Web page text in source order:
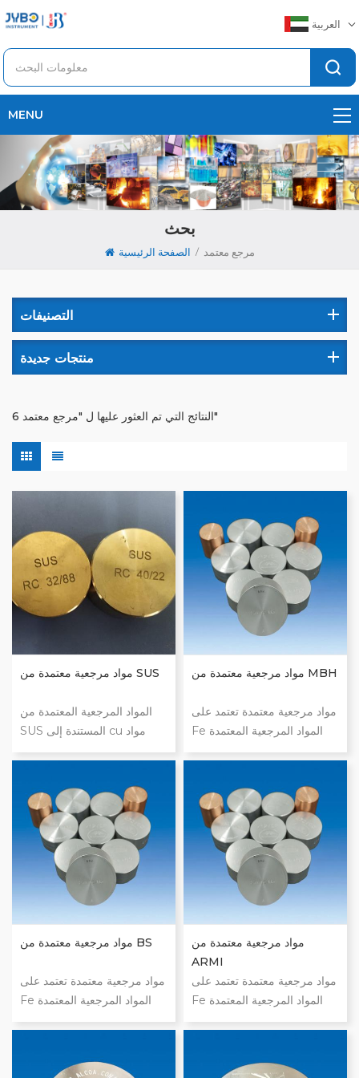
العربية
MENU
بحث
الصفحة الرئيسية / مرجع معتمد
التصنيفات
منتجات جديدة
6 النتائج التي تم العثور عليها ل "مرجع معتمد"
مواد مرجعية معتمدة من SUS
المواد المرجعية المعتمدة من
SUS المستندة إلى cu مواد
مرجعية معتمدة من SUS تعتمد
المعتمدة من SUS المستندة إلى
zn المواد المرجعية المعتمدة
من SUS المعتمدة على fe
المواد المرجعية المعتمدة على
مواد مرجعية معتمدة من MBH
مواد مرجعية معتمدة تعتمد على
Fe المواد المرجعية المعتمدة
القائمة على ni المواد المرجعية
المرجعية المعتمدة على أساس
المواد المرجعية المعتمدة على
أساس ملغ المواد المرجعية
المعتمدة القائمة على sn المواد
المرجعية المعتمدة على أساس
مواد مرجعية معتمدة من BS
مواد مرجعية معتمدة تعتمد على
Fe المواد المرجعية المعتمدة
القائمة على ni المواد المرجعية
المرجعية المعتمدة على أساس
مواد مرجعية معتمدة من
ARMI
مواد مرجعية معتمدة تعتمد على
Fe المواد المرجعية المعتمدة
القائمة على ni المواد المرجعية